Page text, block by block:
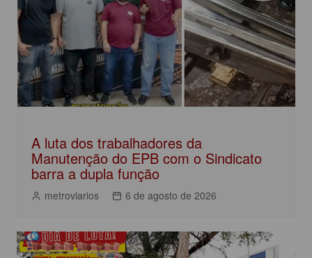
A luta dos trabalhadores da
Manutenção do EPB com o Sindicato
barra a dupla função
metroviarios 6 de agosto de 2026